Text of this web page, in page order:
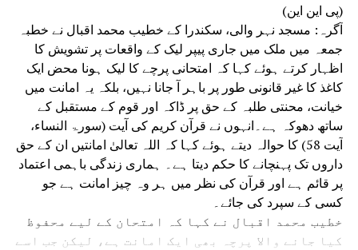
(پی این این)
آگرہ: مسجد نہر والی، سکندرا کے خطیب محمد اقبال نے خطبہ
جمعہ میں ملک میں جاری پیپر لیک کے واقعات پر تشویش کا
اظہار کرتے ہوئے کہا کہ امتحانی پرچے کا لیک ہونا محض ایک
کاغذ کا غیر قانونی طور پر باہر آ جانا نہیں، بلکہ یہ امانت میں
خیانت، محنتی طلبہ کے حق پر ڈاکہ اور قوم کے مستقبل کے
ساتھ دھوکہ ہے۔انہوں نے قرآن کریم کی آیت (سورۃ النساء،
آیت 58) کا حوالہ دیتے ہوئے کہا کہ اللہ تعالیٰ امانتیں ان کے حق
داروں تک پہنچانے کا حکم دیتا ہے۔ ہماری زندگی باہمی اعتماد
پر قائم ہے اور قرآن کی نظر میں ہر وہ چیز امانت ہے جو
کسی کے سپرد کی جائے۔
خطیب محمد اقبال نے کہا کہ امتحان کے لیے محفوظ
کیا جانے والا پرچہ بھی ایک امانت ہے، لیکن جب اسے